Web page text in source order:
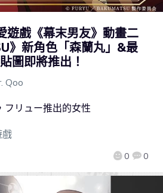
遊戲《幕末男友》動畫二
》新角色「森蘭丸」&最
圖即將推出！
Qoo
0 0
リュー推出的女性
戲